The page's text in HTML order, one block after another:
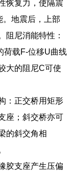
恢复力，使隔震
。地震后，上部
阻尼消能特性：
荷载F-位移U曲线
大的阻尼C可使
：正交桥用矩形
座；斜交桥亦可
的斜交角相
胶支座产生压偏